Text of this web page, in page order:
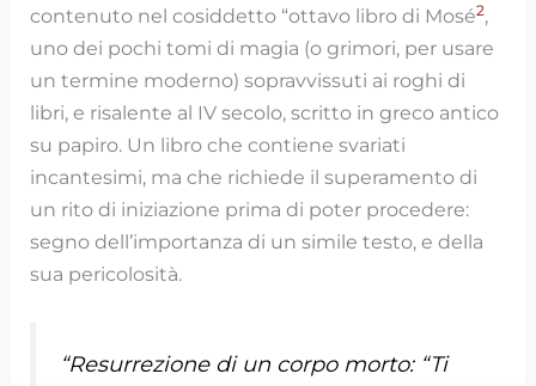
contenuto nel cosiddetto “ottavo libro di Mosé2,
uno dei pochi tomi di magia (o grimori, per usare
un termine moderno) sopravvissuti ai roghi di
libri, e risalente al IV secolo, scritto in greco antico
su papiro. Un libro che contiene svariati
incantesimi, ma che richiede il superamento di
un rito di iniziazione prima di poter procedere:
segno dell’importanza di un simile testo, e della
sua pericolosità.
“Resurrezione di un corpo morto: “Ti